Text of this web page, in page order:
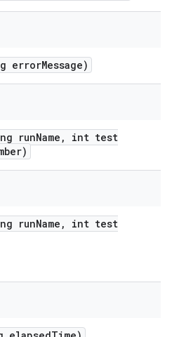
errorMessage)
runName ,
int test
runName ,
int test